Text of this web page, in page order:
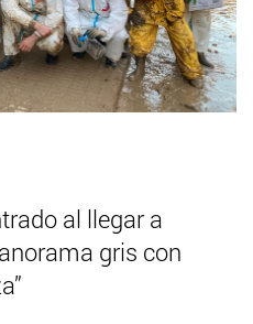
al llegar a
gris con